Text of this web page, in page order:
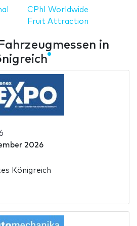
CPhI Worldwide
Fruit Attraction
in
2026
Königreich